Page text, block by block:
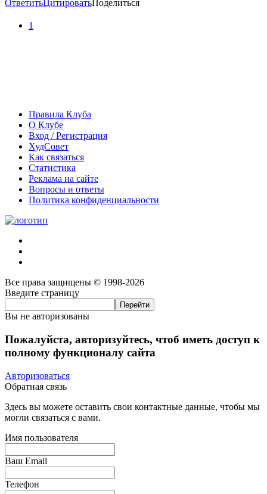
ОтветитьЦитироватьПоделиться
1
Правила Клуба
О Клубе
Вход / Регистрация
ХудСовет
Как связаться
Статистика
Реклама на сайте
Вопросы и ответы
Политика конфиденциальности
Все права защищены © 1998-2026
Введите страницу
Вы не авторизованы
Пожалуйста, авторизуйтесь, чтоб иметь доступ к
полному функционалу сайта
Авторизоваться
Обратная связь
Здесь вы можете оставить свои контактные данные, чтобы мы
могли связаться с вами.
Имя пользователя
Ваш Email
Телефон